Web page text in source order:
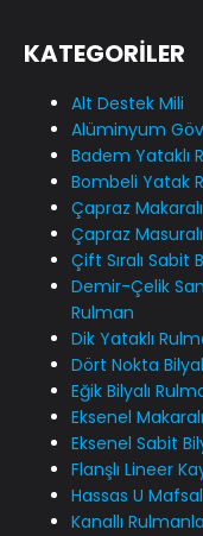
KATEGORİLER
Alt Destek Mili
Alüminyum
Badem Yataklı
Bombeli Yatak
Çapraz
Çapraz
Çift Sıralı Sabit
Demir-Çelik
Rulman
Dik Yataklı
Dört Nokta
Eğik Bilyalı
Eksenel
Eksenel Sabit
Flanşlı Lineer
Hassas U
Kanallı